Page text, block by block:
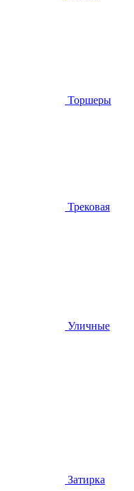
Торшеры
Трековая
Уличные
Затирка